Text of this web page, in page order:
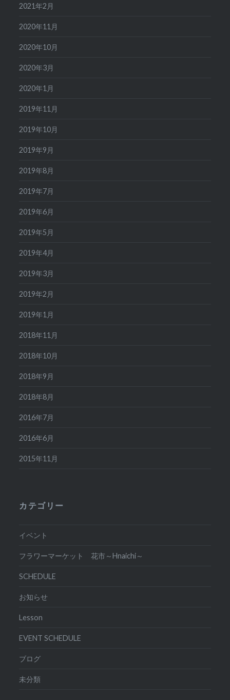
2021年2月
2020年11月
2020年10月
2020年3月
2020年1月
2019年11月
2019年10月
2019年9月
2019年8月
2019年7月
2019年6月
2019年5月
2019年4月
2019年3月
2019年2月
2019年1月
2018年11月
2018年10月
2018年9月
2018年8月
2016年7月
2016年6月
2015年11月
カテゴリー
イベント
フラワーマーケット 花市～Hnaichi～
SCHEDULE
お知らせ
Lesson
EVENT SCHEDULE
ブログ
未分類